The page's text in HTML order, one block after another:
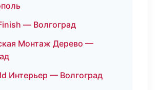
— Волгоград
Монтаж Дерево —
Интерьер — Волгоград